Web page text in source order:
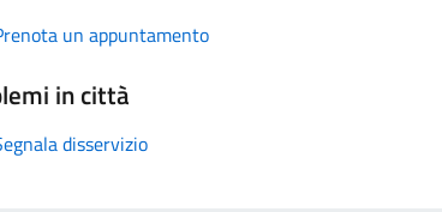
un appuntamento
in città
disservizio